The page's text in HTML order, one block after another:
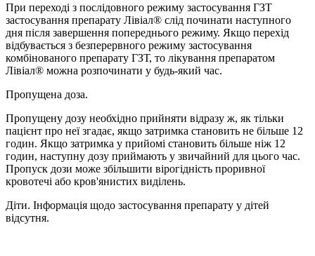
При переході з послідовного режиму застосування ГЗТ
застосування препарату Лівіал® слід починати наступного
дня після завершення попереднього режиму. Якщо перехід
відбувається з безперервного режиму застосування
комбінованого препарату ГЗТ, то лікування препаратом
Лівіал® можна розпочинати у будь-який час.
Пропущена доза.
Пропущену дозу необхідно прийняти відразу ж, як тільки
пацієнт про неї згадає, якщо затримка становить не більше 12
годин. Якщо затримка у прийомі становить більше ніж 12
годин, наступну дозу приймають у звичайний для цього час.
Пропуск дози може збільшити вірогідність проривної
кровотечі або кров'янистих виділень.
Діти. Інформація щодо застосування препарату у дітей
відсутня.